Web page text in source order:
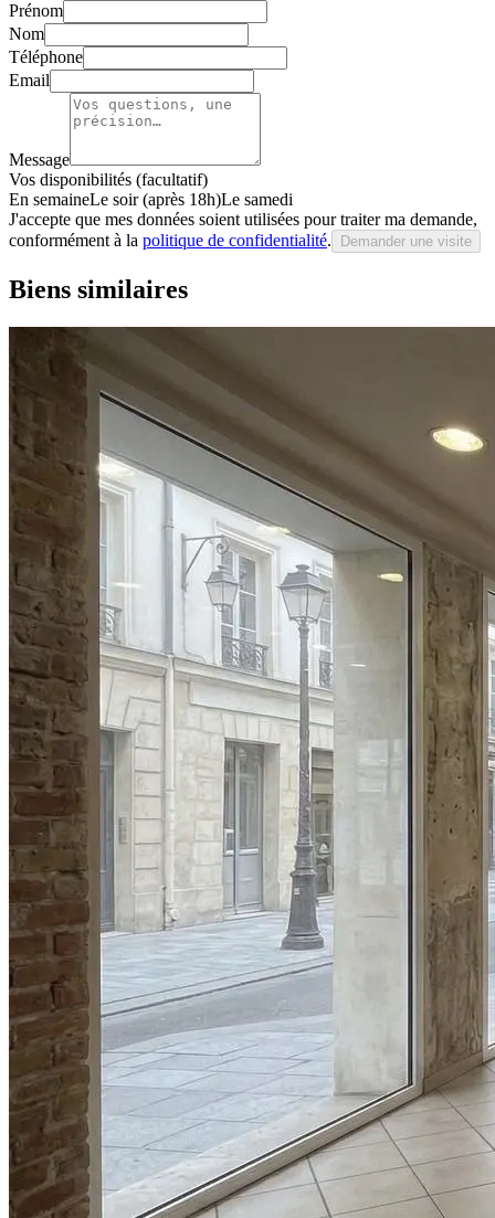
Prénom
Nom
Téléphone
Email
Message
Vos disponibilités (facultatif)
En semaineLe soir (après 18h)Le samedi
J'accepte que mes données soient utilisées pour traiter ma demande,
conformément à la politique de confidentialité. Demander une visite
Biens similaires